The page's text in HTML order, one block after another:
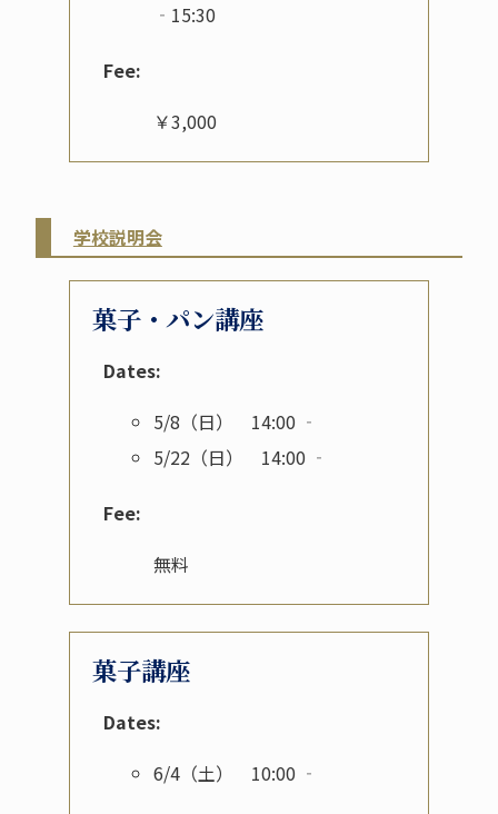
‐15:30
Fee:
￥3,000
学校説明会
菓子・パン講座
Dates:
5/8（日） 14:00 ‐
5/22（日） 14:00 ‐
Fee:
無料
菓子講座
Dates:
6/4（土） 10:00 ‐